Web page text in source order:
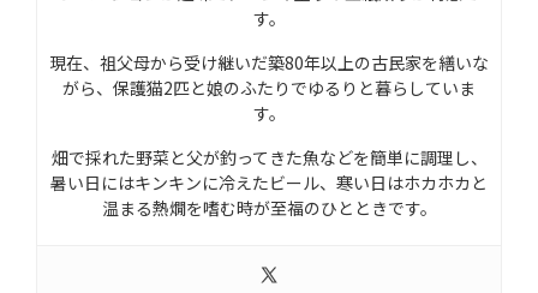
す。
現在、祖父母から受け継いだ築80年以上の古民家を繕いな
がら、保護猫2匹と娘のふたりでゆるりと暮らしていま
す。
畑で採れた野菜と父が釣ってきた魚などを簡単に調理し、
暑い日にはキンキンに冷えたビール、寒い日はホカホカと
温まる熱燗を嗜む時が至福のひとときです。